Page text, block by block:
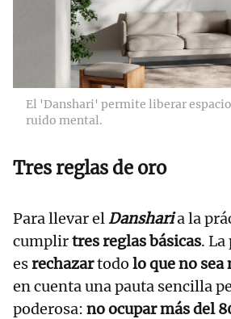
El 'Danshari' permite liberar
ruido mental.
Tres reglas de oro
Para llevar elDansharia la
cumplirtres reglas básicas.
esrechazartodo lo que no sea
en cuenta una pauta sencilla
poderosa: no ocupar más del